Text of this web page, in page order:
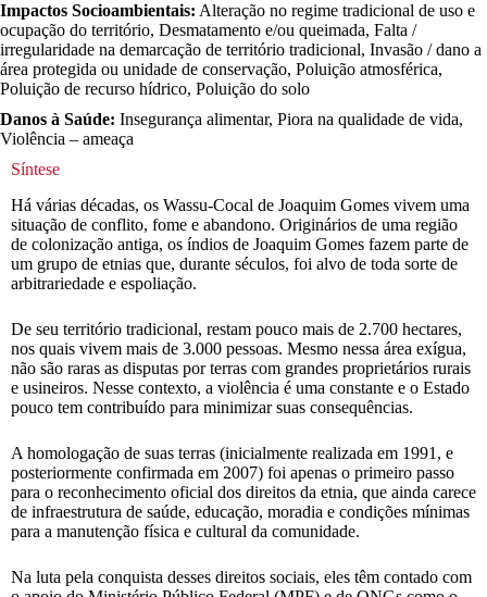
Impactos Socioambientais: Alteração no regime tradicional de uso e
ocupação do território, Desmatamento e/ou queimada, Falta /
irregularidade na demarcação de território tradicional, Invasão / dano a
área protegida ou unidade de conservação, Poluição atmosférica,
Poluição de recurso hídrico, Poluição do solo
Danos à Saúde: Insegurança alimentar, Piora na qualidade de vida,
Violência – ameaça
Síntese
Há várias décadas, os Wassu-Cocal de Joaquim Gomes vivem uma
situação de conflito, fome e abandono. Originários de uma região
de colonização antiga, os índios de Joaquim Gomes fazem parte de
um grupo de etnias que, durante séculos, foi alvo de toda sorte de
arbitrariedade e espoliação.
De seu território tradicional, restam pouco mais de 2.700 hectares,
nos quais vivem mais de 3.000 pessoas. Mesmo nessa área exígua,
não são raras as disputas por terras com grandes proprietários rurais
e usineiros. Nesse contexto, a violência é uma constante e o Estado
pouco tem contribuído para minimizar suas consequências.
A homologação de suas terras (inicialmente realizada em 1991, e
posteriormente confirmada em 2007) foi apenas o primeiro passo
para o reconhecimento oficial dos direitos da etnia, que ainda carece
de infraestrutura de saúde, educação, moradia e condições mínimas
para a manutenção física e cultural da comunidade.
Na luta pela conquista desses direitos sociais, eles têm contado com